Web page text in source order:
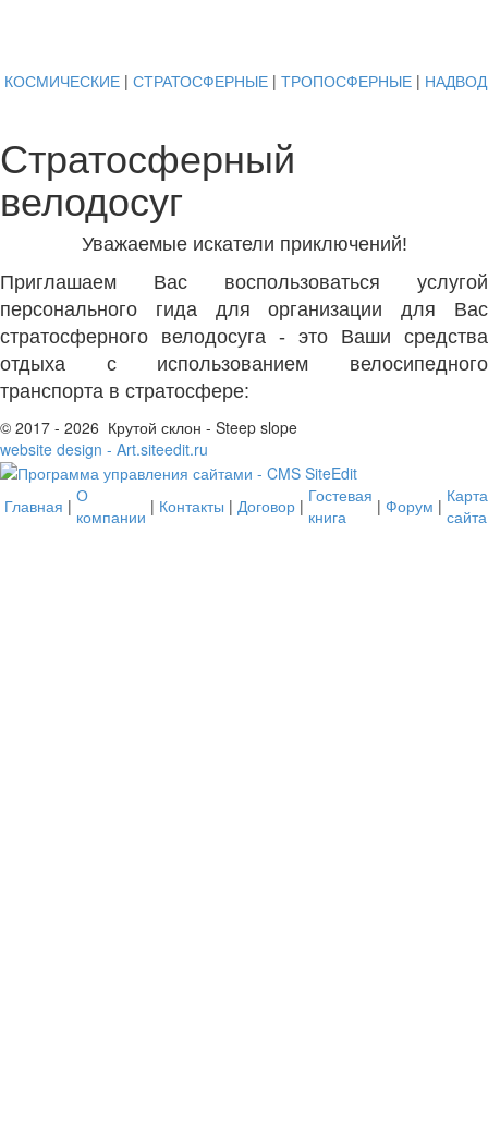
КОСМИЧЕСКИЕ | СТРАТОСФЕРНЫЕ | ТРОПОСФЕРНЫЕ |
Стратосферный
велодосуг
Уважаемые искатели приключений!
Приглашаем Вас воспользоваться услугой
персонального гида для организации для Вас
стратосферного велодосуга - это Ваши средства
отдыха с использованием велосипедного
транспорта в стратосфере:
© 2017 - 2026 Крутой склон - Steep slope
website design - Art.siteedit.ru
Главная | О
компании | Контакты | Договор | Гостевая
книга
| Форум | Карта
сайта